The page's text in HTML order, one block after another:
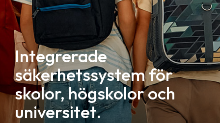
Integrerade
säkerhetssystem för
skolor, högskolor och
universitet.